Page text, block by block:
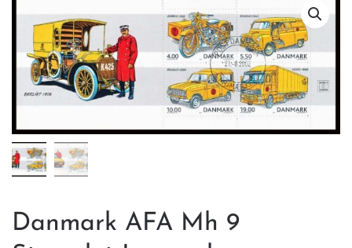
Danmark AFA Mh 9